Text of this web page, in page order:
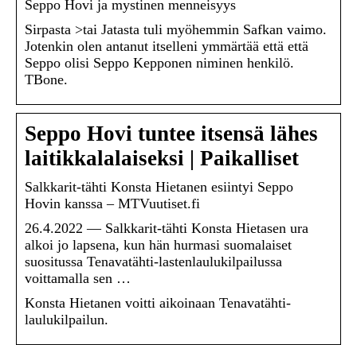
Seppo Hovi ja mystinen menneisyys
Sirpasta >tai Jatasta tuli myöhemmin Safkan vaimo.
Jotenkin olen antanut itselleni ymmärtää että että
Seppo olisi Seppo Kepponen niminen henkilö.
TBone.
Seppo Hovi tuntee itsensä lähes
laitikkalalaiseksi | Paikalliset
Salkkarit-tähti Konsta Hietanen esiintyi Seppo
Hovin kanssa – MTVuutiset.fi
26.4.2022 — Salkkarit-tähti Konsta Hietasen ura
alkoi jo lapsena, kun hän hurmasi suomalaiset
suositussa Tenavatähti-lastenlaulukilpailussa
voittamalla sen …
Konsta Hietanen voitti aikoinaan Tenavatähti-
laulukilpailun.